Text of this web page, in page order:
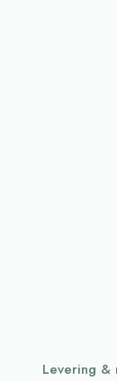
Levering &